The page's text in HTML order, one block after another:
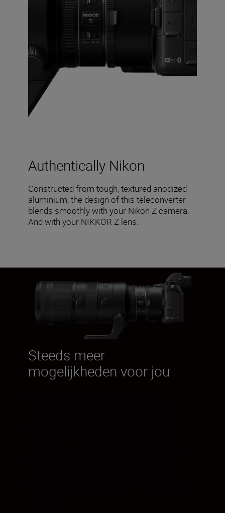
Authentically Nikon
Constructed from tough, textured anodized
aluminium, the design of this teleconverter
blends smoothly with your Nikon Z camera.
And with your NIKKOR Z lens.
Steeds meer
mogelijkheden voor jou